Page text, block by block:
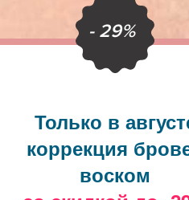
- 29%
Только в
коррекция
воском